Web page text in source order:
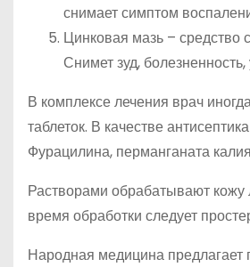
снимает симптом
Цинковая мазь –
Снимет зуд,
В комплексе лечения врач
таблеток. В качестве
Фурацилина, перманганата
Растворами обрабатывают
время обработки следует
Народная медицина предлагает